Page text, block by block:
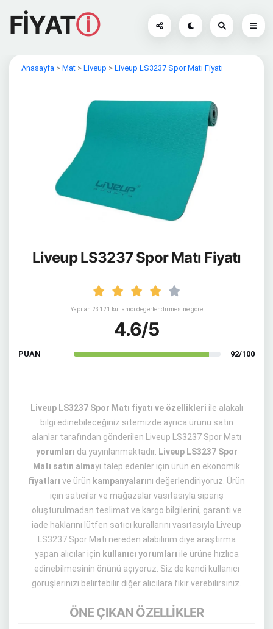
FİYATⓘ
Anasayfa > Mat > Liveup > Liveup LS3237 Spor Matı Fiyatı
Liveup LS3237 Spor Matı Fiyatı
Yapılan 23121 kullanıcı değerlendirmesine göre
4.6/5
PUAN 92/100
Liveup LS3237 Spor Matı fiyatı ve özellikleri ile alakalı
bilgi edinebileceğiniz sitemizde ayrıca ürünü satın
alanlar tarafından gönderilen Liveup LS3237 Spor Matı
yorumları da yayınlanmaktadır. Liveup LS3237 Spor
Matı satın almayı talep edenler için ürün en ekonomik
fiyatları ve ürün kampanyalarını değerlendiriyoruz. Ürün
için satıcılar ve mağazalar vasıtasıyla sipariş
oluşturulmadan teslimat ve kargo bilgilerini, garanti ve
iade haklarını lütfen satıcı kurallarını vasıtasıyla Liveup
LS3237 Spor Matı nereden alabilirim diye araştırma
yapan alıcılar için kullanıcı yorumları ile ürüne hızlıca
edinebilmesinin önünü açıyoruz. Siz de kendi kullanıcı
görüşlerinizi belirtebilir diğer alıcılara fikir verebilirsiniz.
ÖNE ÇIKAN ÖZELLİKLER